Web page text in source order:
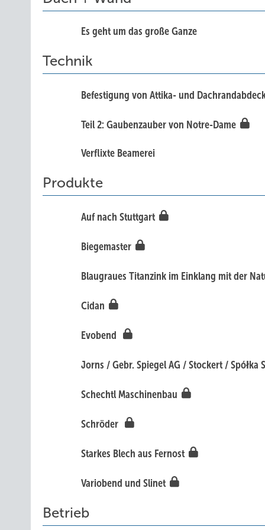
Es geht um das große ­Ganze
Technik
Befestigung von Attika- und
Teil 2: Gaubenzauber von ­Notre-Dame
Verfli xte Beamerei
Produkte
Auf nach Stuttgart
Biegemaste r
Bla ugraues Titanzink im Einklang mit der
Cidan
Evobend
Jorns / Gebr. Spiegel AG / Stockert / Spółka
Schechtl Maschinenbau
Schröder
Sta rkes Blech aus Fernost
Variobend und Sline t
Betrieb